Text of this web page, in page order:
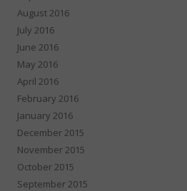
August 2016
July 2016
June 2016
May 2016
April 2016
February 2016
January 2016
December 2015
November 2015
October 2015
September 2015